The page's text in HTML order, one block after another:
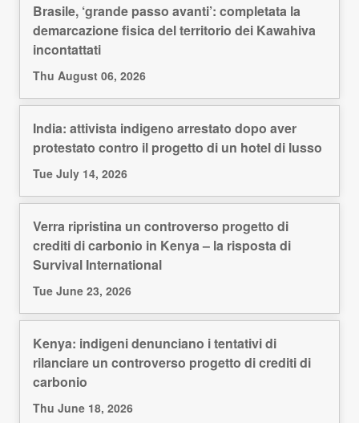
Brasile, ‘grande passo avanti’: completata la
demarcazione fisica del territorio dei Kawahiva
incontattati
Thu August 06, 2026
India: attivista indigeno arrestato dopo aver
protestato contro il progetto di un hotel di lusso
Tue July 14, 2026
Verra ripristina un controverso progetto di
crediti di carbonio in Kenya – la risposta di
Survival International
Tue June 23, 2026
Kenya: indigeni denunciano i tentativi di
rilanciare un controverso progetto di crediti di
carbonio
Thu June 18, 2026